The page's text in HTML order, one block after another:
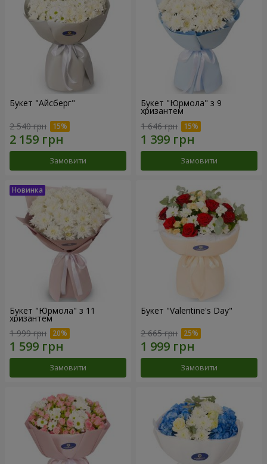
Букет "Айсберг"
2 540 грн
Замовити
Букет "Юрмола" з 9
хризантем
1 646 грн
Замовити
Букет "Юрмола" з 11
хризантем
1 999 грн
Замовити
Букет "Valentine's Day"
2 665 грн
Замовити